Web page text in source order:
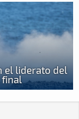
el liderato del
final